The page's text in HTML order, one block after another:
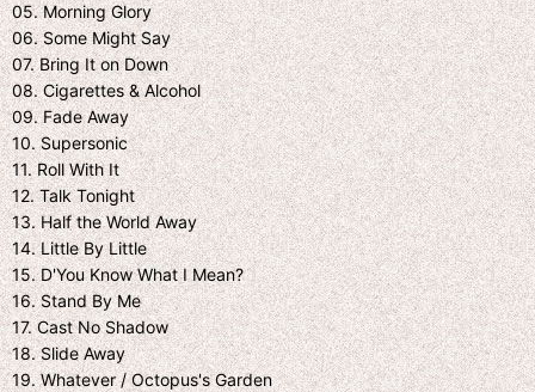
05. Morning Glory
06. Some Might Say
07. Bring It on Down
08. Cigarettes & Alcohol
09. Fade Away
10. Supersonic
11. Roll With It
12. Talk Tonight
13. Half the World Away
14. Little By Little
15. D'You Know What I Mean?
16. Stand By Me
17. Cast No Shadow
18. Slide Away
19. Whatever / Octopus's Garden